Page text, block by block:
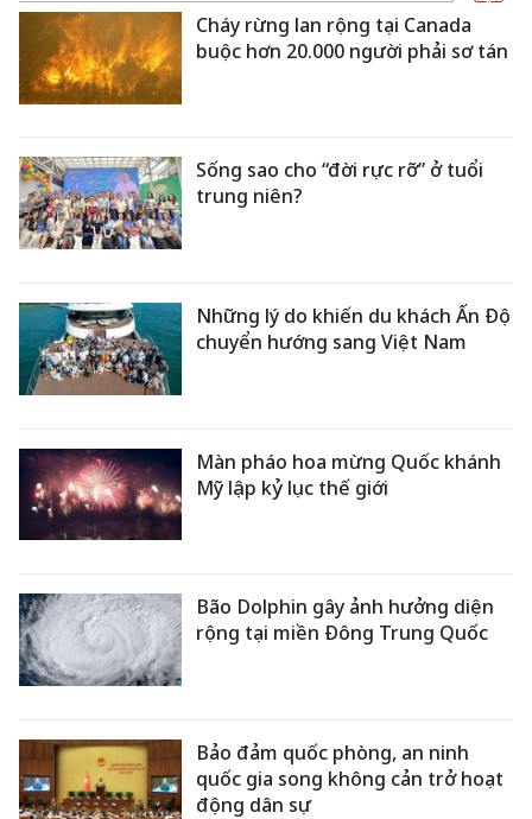
Cháy rừng lan rộng tại Canada
buộc hơn 20.000 người phải sơ tán
Sống sao cho “đời rực rỡ” ở tuổi
trung niên?
Những lý do khiến du khách Ấn Độ
chuyển hướng sang Việt Nam
Màn pháo hoa mừng Quốc khánh
Mỹ lập kỷ lục thế giới
Bão Dolphin gây ảnh hưởng diện
rộng tại miền Đông Trung Quốc
Bảo đảm quốc phòng, an ninh
quốc gia song không cản trở hoạt
động dân sự